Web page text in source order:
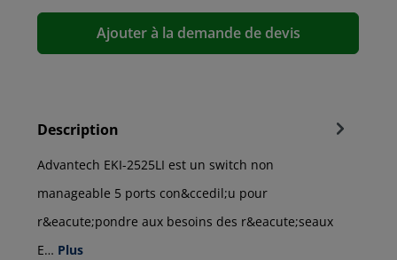
Ajouter à la demande de devis
Description
Advantech EKI-2525LI est un switch non
manageable 5 ports con&ccedil;u pour
r&eacute;pondre aux besoins des r&eacute;seaux
E… Plus